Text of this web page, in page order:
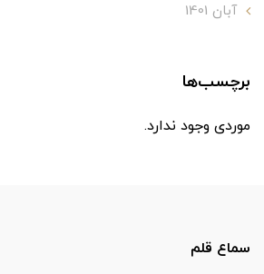
آبان 1401
برچسب‌ها
موردی وجود ندارد.
سماع قلم